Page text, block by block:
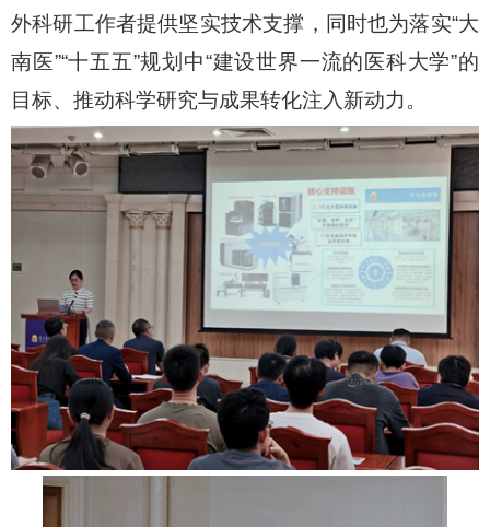
外科研工作者提供坚实技术支撑，同时也为落实“大
南医”“十五五”规划中“建设世界一流的医科大学”的
目标、推动科学研究与成果转化注入新动力。